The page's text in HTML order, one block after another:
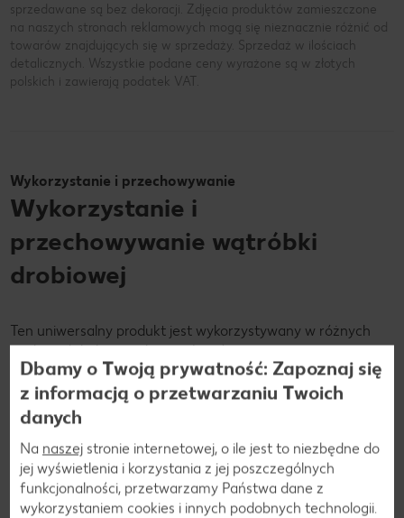
sprzedawane są bez dekoracji. Zdjęcia produktów zamieszczone
na naszych stronach reklamowych mogą się nieznacznie różnić od
towarów znajdujących się w sprzedaży. Sprzedaż w ilościach
detalicznych. Wszystkie podane ceny wyrażone są w złotych
polskich i zawierają podatek VAT.
Wykorzystanie i przechowywanie
Wykorzystanie i
przechowywanie wątróbki
drobiowej
Ten uniwersalny produkt jest wykorzystywany w różnych
tradycjach kulinarnych na całym świecie.
Można ją pokroić w plastry i usmażyć na patelni z masłem,
cebulą i przyprawami. Po przerobieniu na kremowy pasztet
wątrobianka stanowi pyszne smarowidło. W zupach i
gulaszach wzmacnia smak i wartość odżywczą. W
niektórych kuchniach jest również wykorzystywana w
sałatkach– dla dodatkowego smaku i białka.
Dbamy o Twoją prywatność: Zapoznaj się
z informacją o przetwarzaniu Twoich
danych
Na naszej stronie internetowej, o ile jest to niezbędne do
jej wyświetlenia i korzystania z jej poszczególnych
funkcjonalności, przetwarzamy Państwa dane z
wykorzystaniem cookies i innych podobnych technologii.